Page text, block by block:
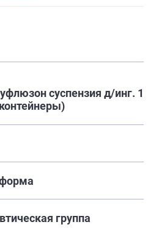
суспензия д/инг. 1
группа